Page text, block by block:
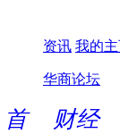
资讯 我的
华商论坛
首
财经